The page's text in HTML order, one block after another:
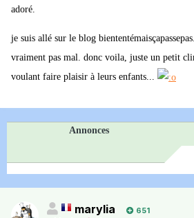
adoré.
je suis allé sur le blog
vraiment pas mal. donc voila, juste un petit
voulant faire plaisir à leurs enfants...
Annonces
marylia
651